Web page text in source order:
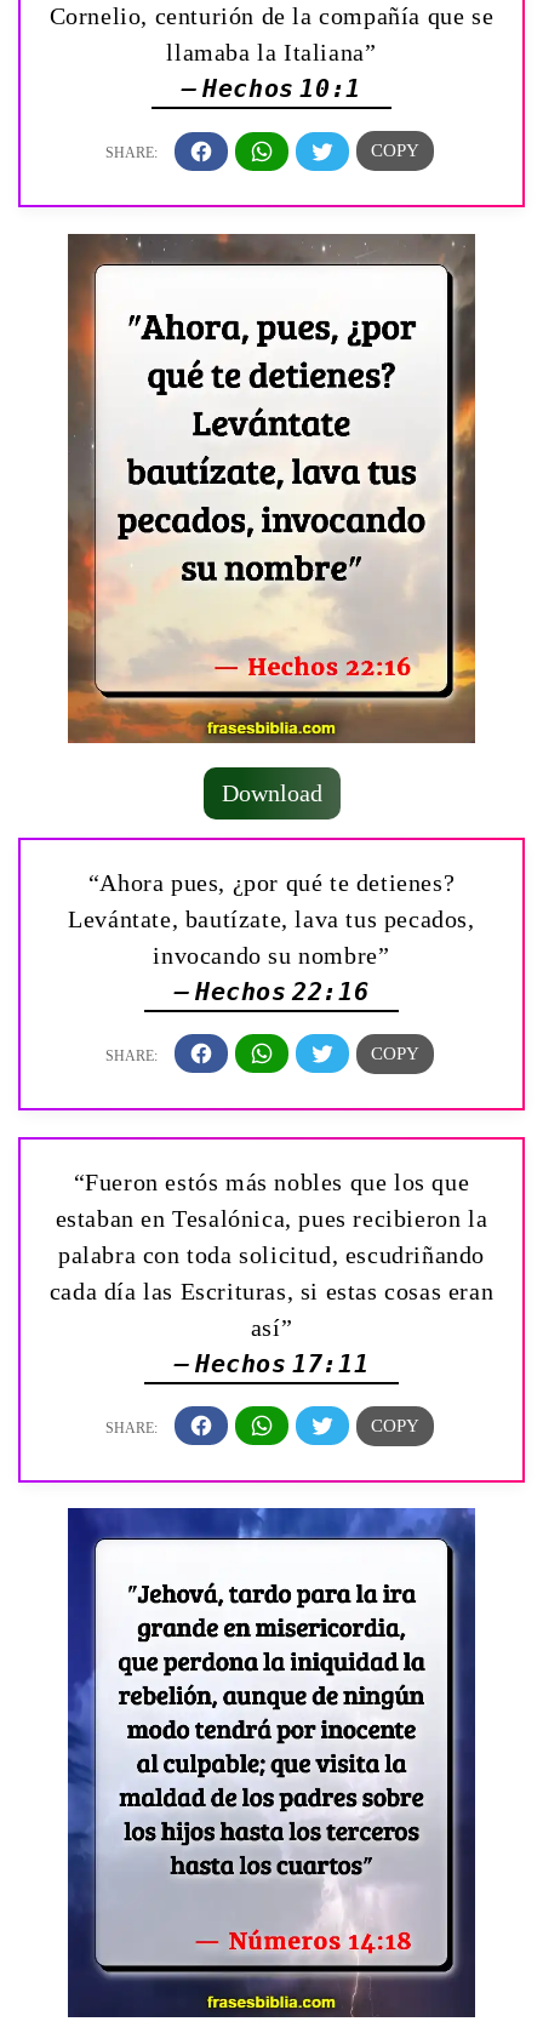
Cornelio, centurión de la compañía que se
llamaba la Italiana”
— Hechos 10:1
Download
“Ahora pues, ¿por qué te detienes?
Levántate, bautízate, lava tus pecados,
invocando su nombre”
— Hechos 22:16
“Fueron estós más nobles que los que
estaban en Tesalónica, pues recibieron la
palabra con toda solicitud, escudriñando
cada día las Escrituras, si estas cosas eran
así”
— Hechos 17:11